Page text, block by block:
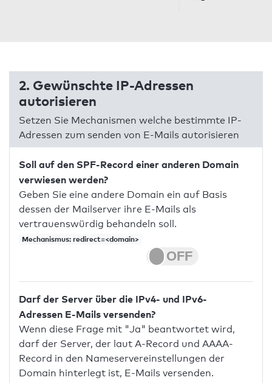
2. Gewünschte IP-Adressen
autorisieren
Setzen Sie Mechanismen welche bestimmte IP-
Adressen zum senden von E-Mails autorisieren
Soll auf den SPF-Record einer anderen Domain
verwiesen werden?
Geben Sie eine andere Domain ein auf Basis
dessen der Mailserver ihre E-Mails als
vertrauenswürdig behandeln soll.
Mechanismus: redirect=<domain>
Darf der Server über die IPv4- und IPv6-
Adressen E-Mails versenden?
Wenn diese Frage mit "Ja" beantwortet wird,
darf der Server, der laut A-Record und AAAA-
Record in den Nameservereinstellungen der
Domain hinterlegt ist, E-Mails versenden.